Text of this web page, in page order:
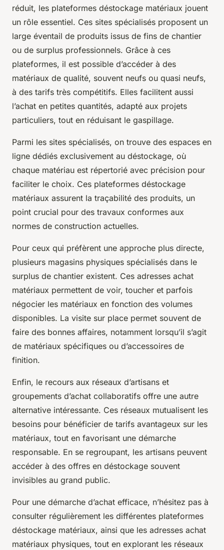
réduit, les plateformes déstockage matériaux jouent
un rôle essentiel. Ces sites spécialisés proposent un
large éventail de produits issus de fins de chantier
ou de surplus professionnels. Grâce à ces
plateformes, il est possible d’accéder à des
matériaux de qualité, souvent neufs ou quasi neufs,
à des tarifs très compétitifs. Elles facilitent aussi
l’achat en petites quantités, adapté aux projets
particuliers, tout en réduisant le gaspillage.
Parmi les sites spécialisés, on trouve des espaces en
ligne dédiés exclusivement au déstockage, où
chaque matériau est répertorié avec précision pour
faciliter le choix. Ces plateformes déstockage
matériaux assurent la traçabilité des produits, un
point crucial pour des travaux conformes aux
normes de construction actuelles.
Pour ceux qui préfèrent une approche plus directe,
plusieurs magasins physiques spécialisés dans le
surplus de chantier existent. Ces adresses achat
matériaux permettent de voir, toucher et parfois
négocier les matériaux en fonction des volumes
disponibles. La visite sur place permet souvent de
faire des bonnes affaires, notamment lorsqu’il s’agit
de matériaux spécifiques ou d’accessoires de
finition.
Enfin, le recours aux réseaux d’artisans et
groupements d’achat collaboratifs offre une autre
alternative intéressante. Ces réseaux mutualisent les
besoins pour bénéficier de tarifs avantageux sur les
matériaux, tout en favorisant une démarche
responsable. En se regroupant, les artisans peuvent
accéder à des offres en déstockage souvent
invisibles au grand public.
Pour une démarche d’achat efficace, n’hésitez pas à
consulter régulièrement les différentes plateformes
déstockage matériaux, ainsi que les adresses achat
matériaux physiques, tout en explorant les réseaux